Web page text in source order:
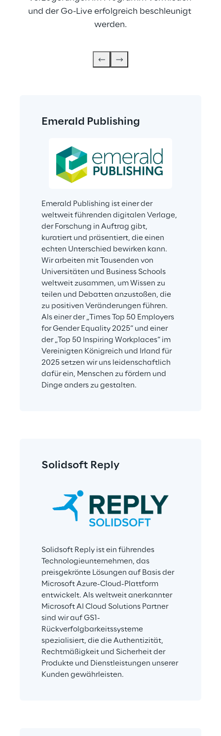
und der Go-Live erfolgreich beschleunigt
werden.
Emerald Publishing
Emerald Publishing ist einer der
weltweit führenden digitalen Verlage,
der Forschung in Auftrag gibt,
kuratiert und präsentiert, die einen
echten Unterschied bewirken kann.
Wir arbeiten mit Tausenden von
Universitäten und Business Schools
weltweit zusammen, um Wissen zu
teilen und Debatten anzustoßen, die
zu positiven Veränderungen führen.
Als einer der „Times Top 50 Employers
for Gender Equality 2025“ und einer
der „Top 50 Inspiring Workplaces“ im
Vereinigten Königreich und Irland für
2025 setzen wir uns leidenschaftlich
dafür ein, Menschen zu fördern und
Dinge anders zu gestalten.
Solidsoft Reply
Solidsoft Reply ist ein führendes
Technologieunternehmen, das
preisgekrönte Lösungen auf Basis der
Microsoft Azure-Cloud-Plattform
entwickelt. Als weltweit anerkannter
Microsoft AI Cloud Solutions Partner
sind wir auf GS1-
Rückverfolgbarkeitssysteme
spezialisiert, die die Authentizität,
Rechtmäßigkeit und Sicherheit der
Produkte und Dienstleistungen unserer
Kunden gewährleisten.